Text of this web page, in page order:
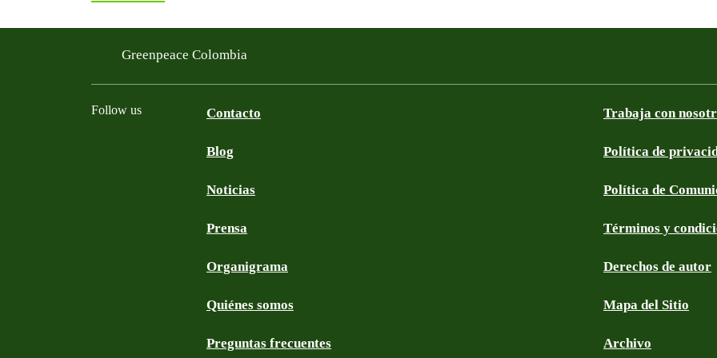
Greenpeace Colombia
Follow us Contacto
Blog
Noticias
Prensa
Organigrama
Quiénes somos
Preguntas frecuentes
Trabaja con
Política de
Política de
Términos y
Derechos de autor
Mapa del Sitio
Archivo